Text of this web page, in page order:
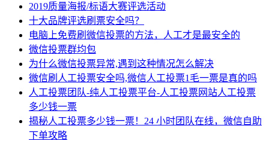
2019质量海报/标语大赛评选活动
十大品牌评选刷票安全吗？
电脑上免费刷微信投票的方法，人工才是最安全的
微信投票群均包
为什么微信投票异常,遇到这种情况怎么解决
微信刷人工投票安全吗,微信人工投票1毛一票是真的吗
人工投票团队-纯人工投票平台-人工投票网站人工投票
多少钱一票
揭秘人工投票多少钱一票！24 小时团队在线，微信自助
下单攻略